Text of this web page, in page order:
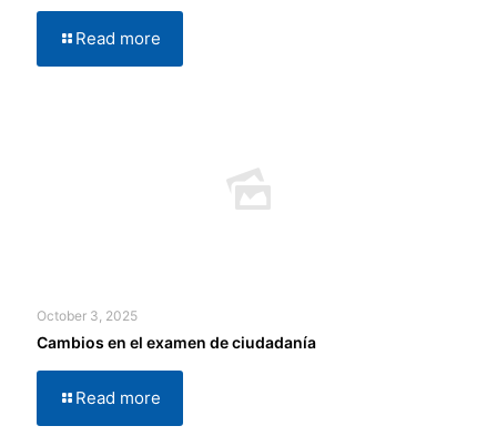
Read more
October 3, 2025
Cambios en el examen de ciudadanía
Read more